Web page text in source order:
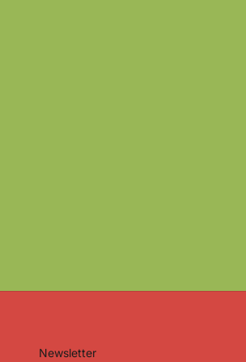
Newsletter